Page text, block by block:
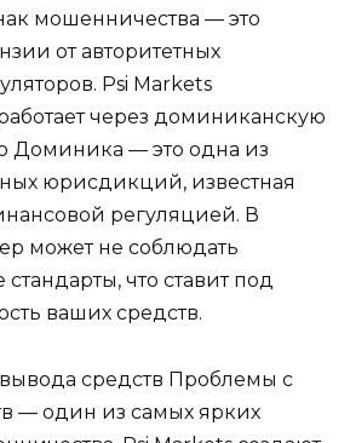
мошенничества — это
от авторитетных
Psi Markets
через доминиканскую
Доминика — это одна из
юрисдикций, известная
регуляцией. В
может не соблюдать
что ставит под
ваших средств.
средств Проблемы с
— один из самых ярких